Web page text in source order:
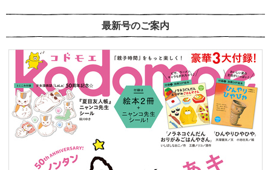
最新号のご案内